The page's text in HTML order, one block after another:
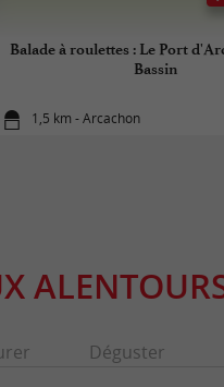
Balade à roulettes : Le Port
Bassin
1,5 km - Arcachon
Déguster